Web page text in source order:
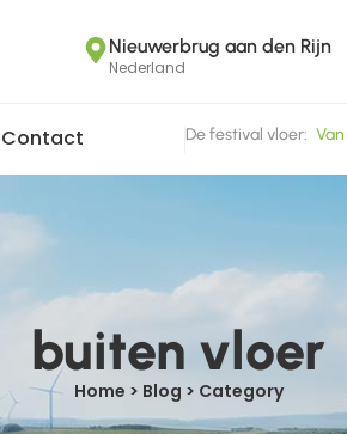
Nieuwerbrug aan den Rijn
Nederland
Contact De festival vloer: Van
buiten vloer
Home > Blog > Category